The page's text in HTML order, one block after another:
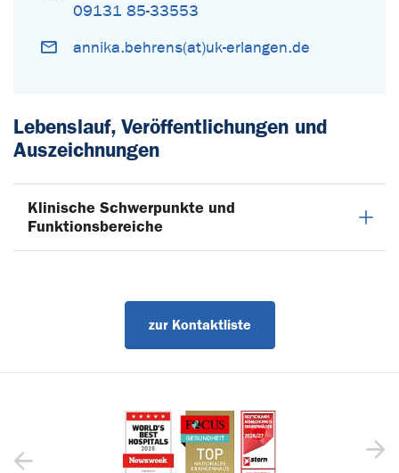
09131 85-33553
annika.behrens(at)uk-erlangen.de
Lebenslauf, Veröffentlichungen und
Auszeichnungen
Klinische Schwerpunkte und
Funktionsbereiche
zur Kontaktliste